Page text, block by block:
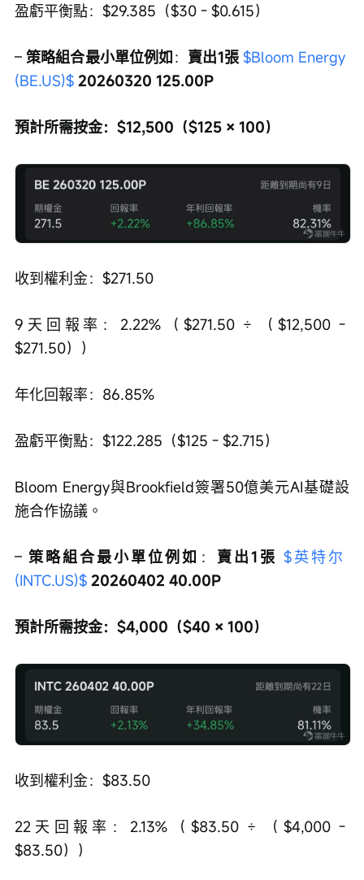
盈虧平衡點：$29.385（$30 - $0.615）
– 策略組合最小單位例如： 賣出1張 $Bloom Energy
(BE.US)$ 20260320 125.00P
預計所需按金：$12,500（$125 × 100）
收到權利金：$271.50
9天回報率：2.22%（$271.50 ÷ （$12,500 -
$271.50））
年化回報率：86.85%
盈虧平衡點：$122.285（$125 - $2.715）
Bloom Energy與Brookfield簽署50億美元AI基礎設
施合作協議。
– 策略組合最小單位例如 ： 賣出1張 $英特尔
(INTC.US)$ 20260402 40.00P
預計所需按金：$4,000（$40 × 100）
收到權利金：$83.50
22天回報率：2.13%（$83.50 ÷ （$4,000 -
$83.50））